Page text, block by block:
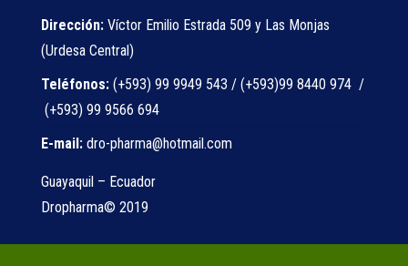
Dirección: Víctor Emilio Estrada 509 y Las Monjas
(Urdesa Central)
Teléfonos: (+593) 99 9949 543 / (+593)99 8440 974 /
(+593) 99 9566 694
E-mail: dro-pharma@hotmail.com
Guayaquil – Ecuador
Dropharma© 2019